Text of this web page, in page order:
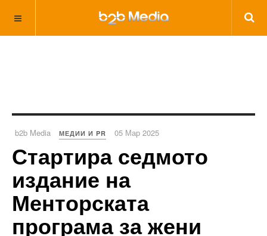
b2b Media МЕДИИ И PR 05 Мар 2025
Стартира седмото
издание на
Менторската
програма за жени